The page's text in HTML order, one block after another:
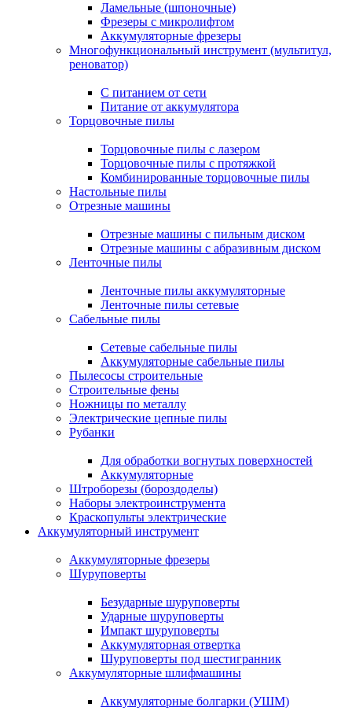
Ламельные (шпоночные)
Фрезеры с микролифтом
Аккумуляторные фрезеры
Многофункциональный инструмент (мультитул,
реноватор)
С питанием от сети
Питание от аккумулятора
Торцовочные пилы
Торцовочные пилы с лазером
Торцовочные пилы с протяжкой
Комбинированные торцовочные пилы
Настольные пилы
Отрезные машины
Отрезные машины с пильным диском
Отрезные машины с абразивным диском
Ленточные пилы
Ленточные пилы аккумуляторные
Ленточные пилы сетевые
Сабельные пилы
Сетевые сабельные пилы
Аккумуляторные сабельные пилы
Пылесосы строительные
Строительные фены
Ножницы по металлу
Электрические цепные пилы
Рубанки
Для обработки вогнутых поверхностей
Аккумуляторные
Штроборезы (бороздоделы)
Наборы электроинструмента
Краскопульты электрические
Аккумуляторный инструмент
Аккумуляторные фрезеры
Шуруповерты
Безударные шуруповерты
Ударные шуруповерты
Импакт шуруповерты
Аккумуляторная отвертка
Шуруповерты под шестигранник
Аккумуляторные шлифмашины
Аккумуляторные болгарки (УШМ)